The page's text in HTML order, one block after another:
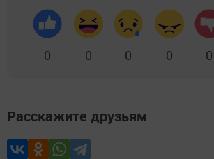
0 0 0 0 0
Расскажите друзьям